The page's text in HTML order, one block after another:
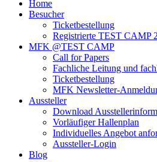
Home
Besucher
Ticketbestellung
Registrierte TEST CAMP
MFK @TEST CAMP
Call for Papers
Fachliche Leitung und
Ticketbestellung
MFK Newsletter-
Aussteller
Download
Vorläufiger Hallenplan
Individuelles Angebot
Aussteller-Login
Blog